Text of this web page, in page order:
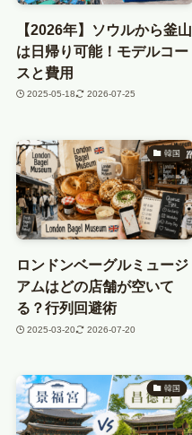
【2026年】ソウルから釜山
は日帰り可能！モデルコー
スと費用
2025-05-18 2026-07-25
韓国
ロンドンベーグルミュージ
アムはどの店舗が空いて
る？行列回避術
2025-03-20 2026-07-20
韓国